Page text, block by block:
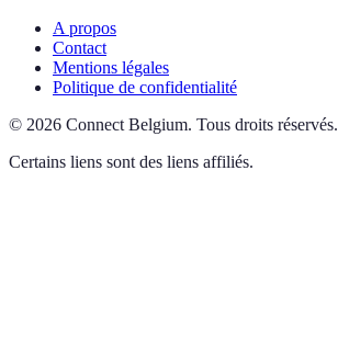
A propos
Contact
Mentions légales
Politique de confidentialité
© 2026 Connect Belgium. Tous droits réservés.
Certains liens sont des liens affiliés.